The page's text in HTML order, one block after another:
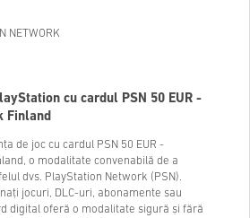
NETWORK
cu cardul PSN 50 EUR -
Finland
de joc cu cardul PSN 50 EUR -
o modalitate convenabilă de a
dvs. PlayStation Network (PSN).
jocuri, DLC-uri, abonamente sau
digital oferă o modalitate sigură și fără